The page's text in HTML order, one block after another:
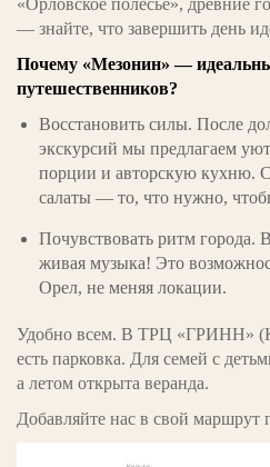
«Орловское полесье», древние
— знайте, что завершить день
Почему «Мезонин» —
путешественников?
Восстановить силы. После
экскурсий мы предлагаем
порции и авторскую кухню.
салаты — то, что нужно,
Почувствовать ритм города.
живая музыка! Это
Орел, не меняя локации.
Удобно всем. В ТРЦ «ГРИНН»
есть парковка. Для семей с
а летом открыта веранда.
Добавляйте нас в свой маршрут